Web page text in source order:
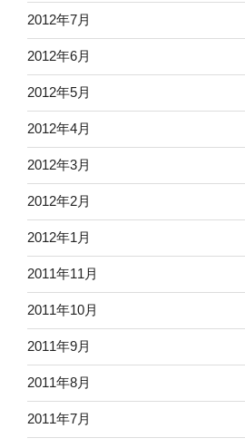
2012年7月
2012年6月
2012年5月
2012年4月
2012年3月
2012年2月
2012年1月
2011年11月
2011年10月
2011年9月
2011年8月
2011年7月